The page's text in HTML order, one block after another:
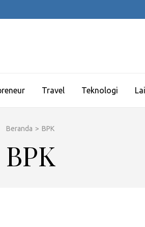
Travel Teknologi
Beranda > BPK
BPK